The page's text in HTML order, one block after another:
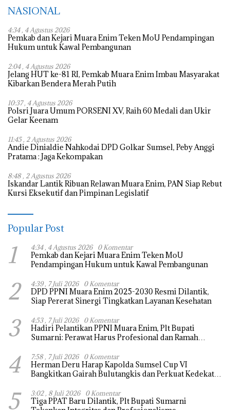
NASIONAL
4:34 , 4 Agustus 2026
Pemkab dan Kejari Muara Enim Teken MoU Pendampingan
Hukum untuk Kawal Pembangunan
2:04 , 4 Agustus 2026
Jelang HUT ke-81 RI, Pemkab Muara Enim Imbau Masyarakat
Kibarkan Bendera Merah Putih
10:37 , 4 Agustus 2026
Polsri Juara Umum PORSENI XV, Raih 60 Medali dan Ukir
Gelar Keenam
11:45 , 2 Agustus 2026
Andie Dinialdie Nahkodai DPD Golkar Sumsel, Peby Anggi
Pratama : Jaga Kekompakan
8:48 , 2 Agustus 2026
Iskandar Lantik Ribuan Relawan Muara Enim, PAN Siap Rebut
Kursi Eksekutif dan Pimpinan Legislatif
Popular Post
1 4:34 , 4 Agustus 2026 0 Komentar
Pemkab dan Kejari Muara Enim Teken MoU
Pendampingan Hukum untuk Kawal Pembangunan
2 4:39 , 7 Juli 2026 0 Komentar
DPD PPNI Muara Enim 2025-2030 Resmi Dilantik,
Siap Pererat Sinergi Tingkatkan Layanan Kesehatan
3 4:53 , 7 Juli 2026 0 Komentar
Hadiri Pelantikan PPNI Muara Enim, Plt Bupati
Sumarni: Perawat Harus Profesional dan Ramah
4 7:58 , 7 Juli 2026 0 Komentar
Herman Deru Harap Kapolda Sumsel Cup VI
Bangkitkan Gairah Bulutangkis dan Perkuat Kedekatan
5 3:02 , 8 Juli 2026 0 Komentar
Tiga PPAT Baru Dilantik, Plt Bupati Sumarni